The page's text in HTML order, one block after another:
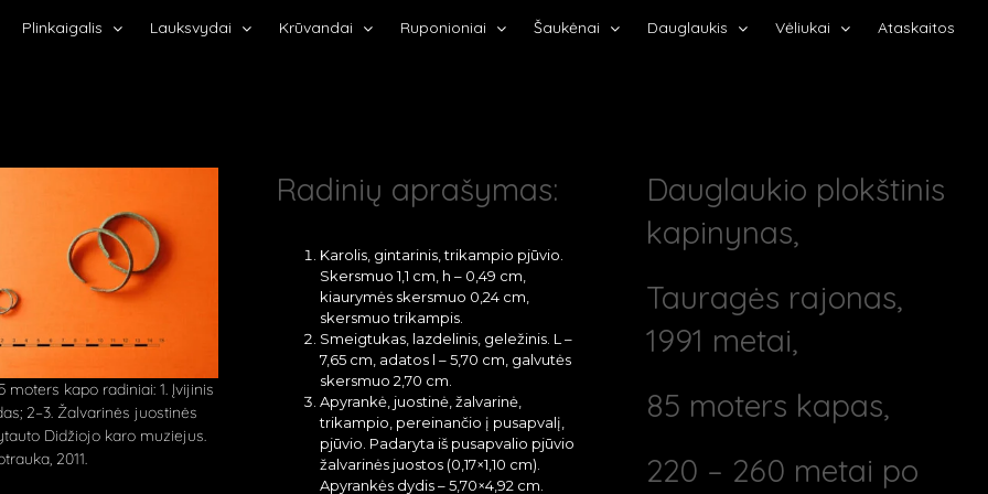
Plinkaigalis Lauksvydai Krūvandai Ruponioniai Šaukėnai Dauglaukis Vėliukai Ataskaitos
moters kapo radiniai: 1. Įvijinis
2–3. Žalvarinės juostinės
Didžiojo karo muziejus.
2011.
Radinių aprašymas:
Karolis, gintarinis, trikampio pjūvio.
Skersmuo 1,1 cm, h – 0,49 cm,
kiaurymės skersmuo 0,24 cm,
skersmuo trikampis.
Smeigtukas, lazdelinis, geležinis. L –
7,65 cm, adatos l – 5,70 cm, galvutės
skersmuo 2,70 cm.
Apyrankė, juostinė, žalvarinė,
trikampio, pereinančio į pusapvalį,
pjūvio. Padaryta iš pusapvalio pjūvio
žalvarinės juostos (0,17×1,10 cm).
Apyrankės dydis – 5,70×4,92 cm.
Dauglaukio plokštinis
kapinynas,
Tauragės rajonas,
1991 metai,
85 moters kapas,
220 – 260 metai po